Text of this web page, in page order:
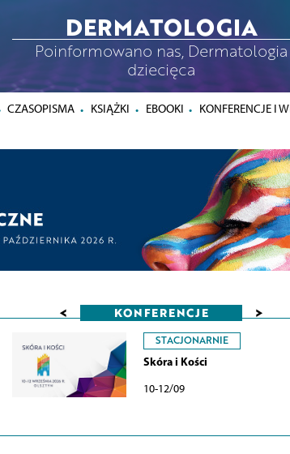
DERMATOLOGIA
Poinformowano nas, Dermatologia
dziecięca
CZASOPISMA KSIĄŻKI EBOOKI KONFERENCJE I
< KONFERENCJE >
STACJONARNIE
Skóra i Kości
10-12/09